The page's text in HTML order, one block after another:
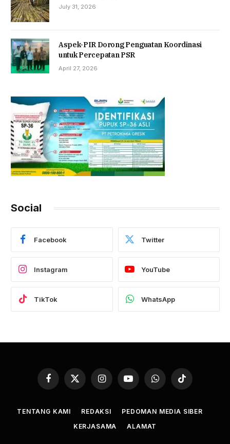
July 31, 2026
Aspek-PIR Dorong Penguatan Koordinasi
untuk Percepatan PSR
April 27, 2026
Social
Facebook Twitter
Instagram YouTube
TikTok WhatsApp
Facebook
X
InstagramYouTubeWhatsAppTikTok
TENTANG KAMI REDAKSI
PEDOMAN MEDIA SIBER
KERJASAMA
ALAMAT